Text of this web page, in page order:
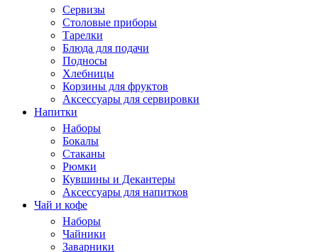
Сервизы
Столовые приборы
Тарелки
Блюда для подачи
Подносы
Хлебницы
Корзины для фруктов
Аксессуары для сервировки
Напитки
Наборы
Бокалы
Стаканы
Рюмки
Кувшины и Декантеры
Аксессуары для напитков
Чай и кофе
Наборы
Чайники
Заварники